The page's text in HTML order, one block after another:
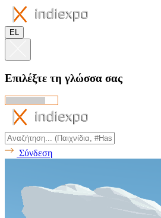
EL
Επιλέξτε τη γλώσσα σας
Σύνδεση